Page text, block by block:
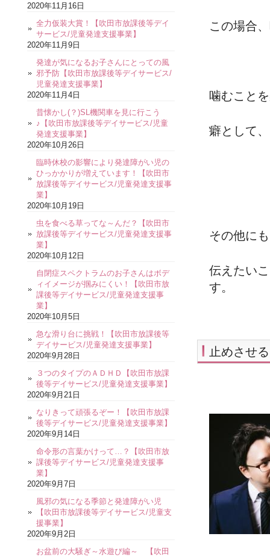
この場合
噛むこと
癖として、
その他に
伝えたい
す。
止めさせ
2020年11月16日
全力仮装大賞！【吹田市放課後等デイ
サービス/児童発達支援事業】
2020年11月9日
発達が気になるお子さんにとっての風
邪予防【吹田市放課後等デイサービス/
児童発達支援事業】
2020年11月4日
昔懐かし(？)SL機関車を見に行こう
♪【吹田市放課後等デイサービス/児童
発達支援事業】
2020年10月26日
臨時休校の影響により発達障がい児の
ひっかかりが増えています！【吹田市
放課後等デイサービス/児童発達支援事
業】
2020年10月19日
虫を食べる草ってな～んだ？【吹田市
放課後等デイサービス/児童発達支援事
業】
2020年10月12日
自閉症スペクトラムのお子さんはボデ
ィイメージが掴みにくい！【吹田市放
課後等デイサービス/児童発達支援事
業】
2020年10月5日
急な滑り台に挑戦！【吹田市放課後等
デイサービス/児童発達支援事業】
2020年9月28日
３つのタイプのＡＤＨＤ【吹田市放課
後等デイサービス/児童発達支援事業】
2020年9月21日
なりきって頑張るぞー！【吹田市放課
後等デイサービス/児童発達支援事業】
2020年9月14日
命令形の言葉かけって…？【吹田市放
課後等デイサービス/児童発達支援事
業】
2020年9月7日
風邪の気になる季節と発達障がい児
【吹田市放課後等デイサービス/児童支
援事業】
2020年9月2日
お盆前の大騒ぎ～水遊び編～ 【吹田